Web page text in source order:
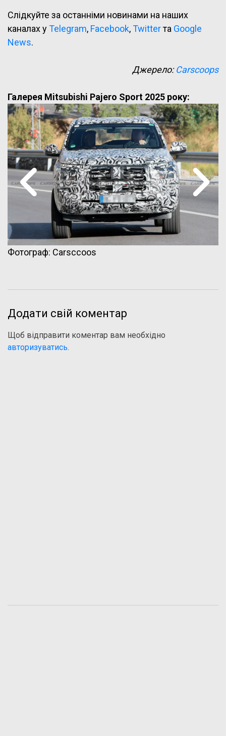
Слідкуйте за останніми новинами на наших
каналах уTelegram, Facebook,Twitterта Google
News.
Джерело:Carscoops
Галерея Mitsubishi Pajero Sport 2025 року:
Фотограф: Carsccoos
Додати свій коментар
Щоб відправити коментар вам необхідно
авторизуватись.